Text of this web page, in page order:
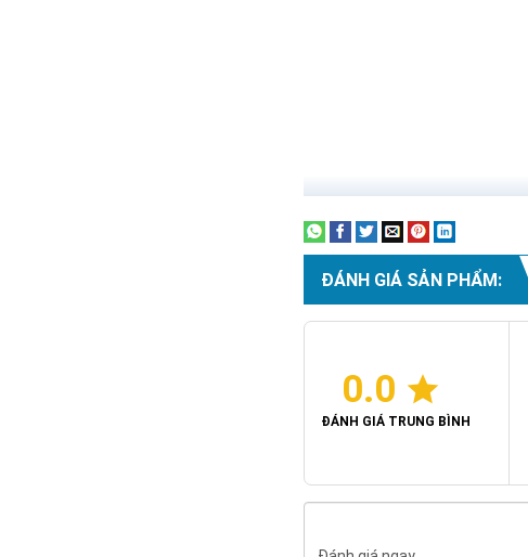
ĐÁNH GIÁ SẢN PHẨM:
0.0
ĐÁNH GIÁ TRUNG BÌNH